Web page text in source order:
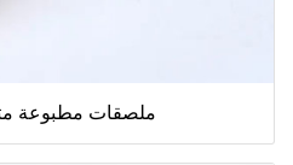
ملصقات مطبوعة